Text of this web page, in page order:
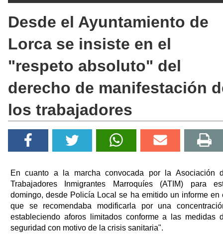
Desde el Ayuntamiento de
Lorca se insiste en el
"respeto absoluto" del
derecho de manifestación
los trabajadores
En cuanto a la marcha convocada por la Asociación
Trabajadores Inmigrantes Marroquíes (ATIM) para
domingo, desde Policía Local se ha emitido un informe en
que se recomendaba modificarla por una
estableciendo aforos limitados conforme a las medidas
seguridad con motivo de la crisis sanitaria".